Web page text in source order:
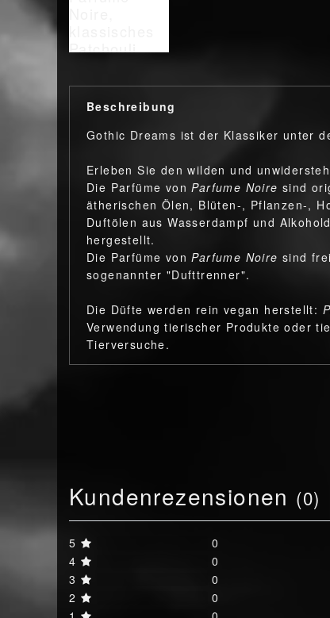
Beschreibung
Gothic Dreams ist der Klassiker unter
Erleben Sie den wilden und
Die Parfüme vonParfume Noiresind
ätherischen Ölen, Blüten-, Pflanzen-,
Duftölen aus Wasserdampf und
hergestellt.
Die Parfüme vonParfume Noire sind
sogenannter "Dufttrenner".
Die Düfte werden rein vegan herstellt:
Verwendung tierischer Produkte oder
Tierversuche.
Kundenrezensionen (0)
5
0
4
0
3
0
2
0